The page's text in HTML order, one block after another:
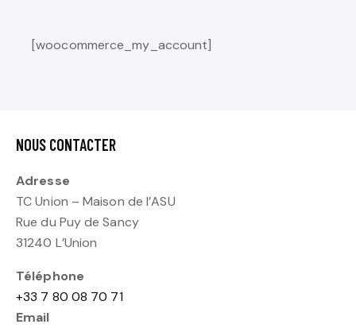
[woocommerce_my_account]
NOUS CONTACTER
Adresse
TC Union – Maison de l’ASU
Rue du Puy de Sancy
31240 L’Union
Téléphone
+33 7 80 08 70 71
Email